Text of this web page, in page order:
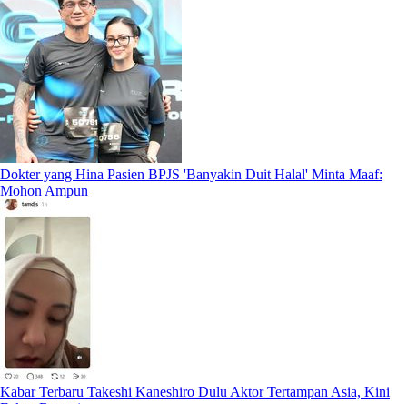
Dokter yang Hina Pasien BPJS 'Banyakin Duit Halal' Minta Maaf:
Mohon Ampun
Kabar Terbaru Takeshi Kaneshiro Dulu Aktor Tertampan Asia, Kini